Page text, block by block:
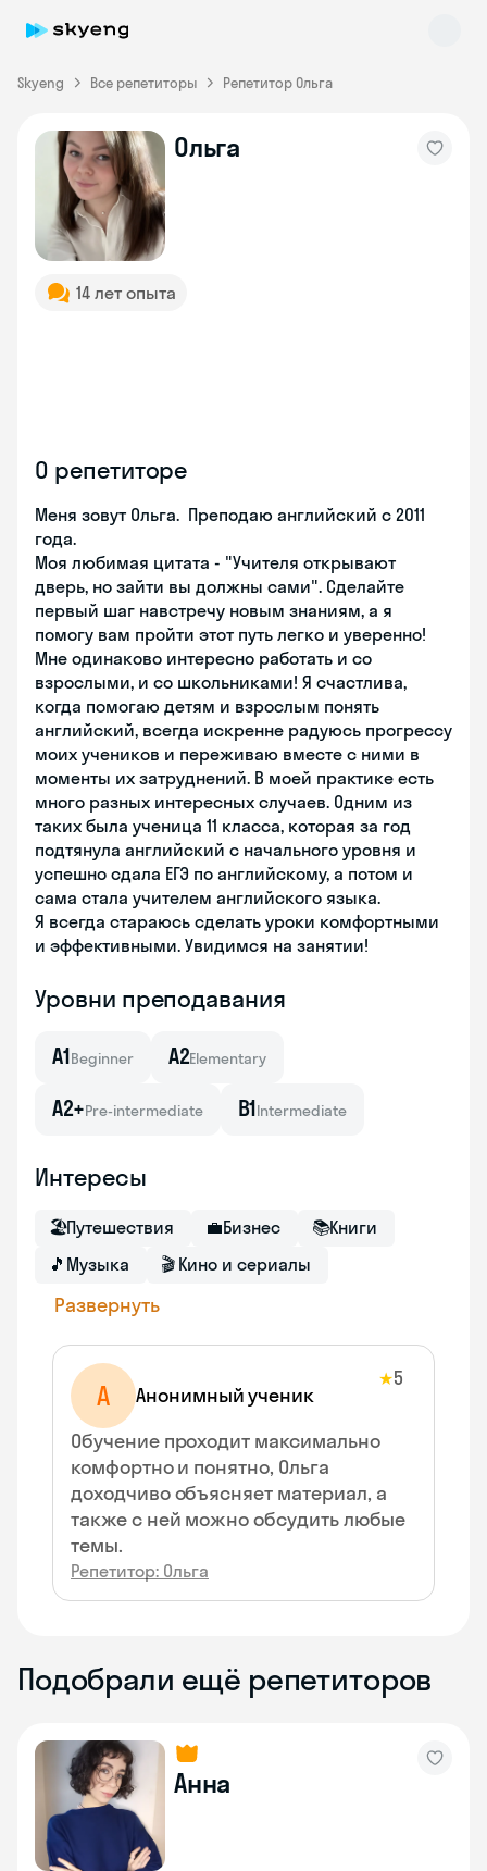
Skyeng Все репетиторы Репетитор Ольга
Ольга
14 лет опыта
О репетиторе
Меня зовут Ольга. Преподаю английский с 2011
года.
Моя любимая цитата - "Учителя открывают
дверь, но зайти вы должны сами". Сделайте
первый шаг навстречу новым знаниям, а я
помогу вам пройти этот путь легко и уверенно!
Мне одинаково интересно работать и со
взрослыми, и со школьниками! Я счастлива,
когда помогаю детям и взрослым понять
английский, всегда искренне радуюсь прогрессу
моих учеников и переживаю вместе с ними в
моменты их затруднений. В моей практике есть
много разных интересных случаев. Одним из
таких была ученица 11 класса, которая за год
подтянула английский с начального уровня и
успешно сдала ЕГЭ по английскому, а потом и
сама стала учителем английского языка.
Я всегда стараюсь сделать уроки комфортными
и эффективными. Увидимся на занятии!
Уровни преподавания
A1Beginner A2Elementary
A2+Pre-intermediate B1Intermediate
Интересы
🏖Путешествия 💼Бизнес 📚Книги
🎵 Музыка 🎬 Кино и сериалы
Развернуть
А Анонимный ученик
★5
Обучение проходит максимально
комфортно и понятно, Ольга
доходчиво объясняет материал, а
также с ней можно обсудить любые
темы.
Репетитор: Ольга
Подобрали ещё репетиторов
Анна
Skyeng Chat
online